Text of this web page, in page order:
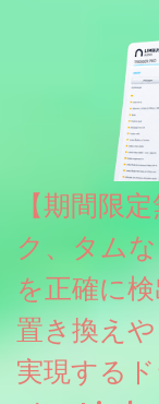
えるようになって
より音色が作りこ
グラムされている
とももちろんでき
度サンプリングし
ELYSIONは違いま
複数のベロシティ
することで、弱く
る音色が得られま
せん。
【期間限
ク、タム
を正確に
置き換え
実現する